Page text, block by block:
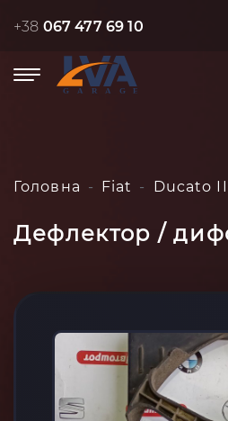
+38 067 477 69 10
Головна Fiat Ducato
Дефлектор /